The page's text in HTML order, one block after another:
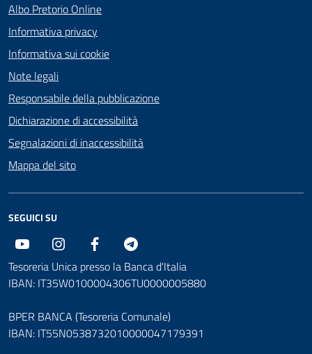
Albo Pretorio Online
Informativa privacy
Informativa sui cookie
Note legali
Responsabile della pubblicazione
Dichiarazione di accessibilità
Segnalazioni di inaccessibilità
Mappa del sito
SEGUICI SU
Youtube Instagram Facebook
Tesoreria Unica presso la Banca d'Italia
IBAN: IT35W0100004306TU0000005880
BPER BANCA (Tesoreria Comunale)
IBAN: IT55N0538732010000047179391